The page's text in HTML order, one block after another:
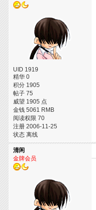
UID 1919
精华 0
积分 1905
帖子 75
威望 1905 点
金钱 5061 RMB
阅读权限 70
注册 2006-11-25
状态 离线
清闲
金牌会员